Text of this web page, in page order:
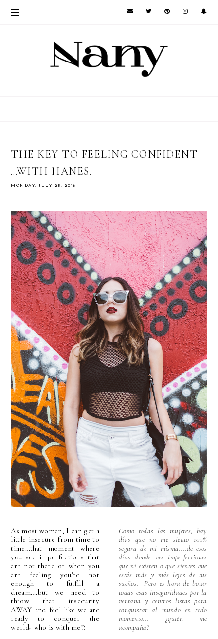
THE KEY TO FEELING CONFIDENT
…WITH HANES.
MONDAY, JULY 25, 2016
As most women, I can get a
little insecure from time to
time…that moment where
you see imperfections that
are not there or when you
are feeling you’re not
enough to fulfill a
dream….but we need to
throw that insecurity
AWAY and feel like we are
ready to conquer the
world- who is with me!?
Como todas las mujeres, hay
días que no me siento 100%
segura de mi misma....de esos
días donde ves imperfecciones
que ni existen o que sientes que
estás más y más lejos de tus
sueños. Pero es hora de botar
todas esas inseguridades por la
ventana y centros listas para
conquistar al mundo en todo
momento... ¿quién me
acompaña?